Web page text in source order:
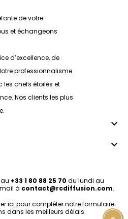
de votre
et échangeons
d’excellence, de
professionnalisme
les chefs étoilés et
Nos clients les plus


+33 1 80 88 25 70 du lundi au
à contact@rcdiffusion.com.
ici pour compléter notre formulaire
dans les meilleurs délais.